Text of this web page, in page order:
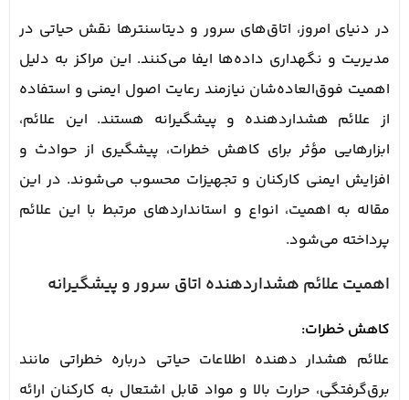
در دنیای امروز، اتاق‌های سرور و دیتاسنترها نقش حیاتی در
مدیریت و نگهداری داده‌ها ایفا می‌کنند. این مراکز به دلیل
اهمیت فوق‌العاده‌شان نیازمند رعایت اصول ایمنی و استفاده
از علائم هشداردهنده و پیشگیرانه هستند. این علائم،
ابزارهایی مؤثر برای کاهش خطرات، پیشگیری از حوادث و
افزایش ایمنی کارکنان و تجهیزات محسوب می‌شوند. در این
مقاله به اهمیت، انواع و استانداردهای مرتبط با این علائم
پرداخته می‌شود.
اهمیت علائم هشداردهنده اتاق سرور و پیشگیرانه
کاهش خطرات:
علائم هشدار دهنده اطلاعات حیاتی درباره خطراتی مانند
برق‌گرفتگی، حرارت بالا و مواد قابل اشتعال به کارکنان ارائه